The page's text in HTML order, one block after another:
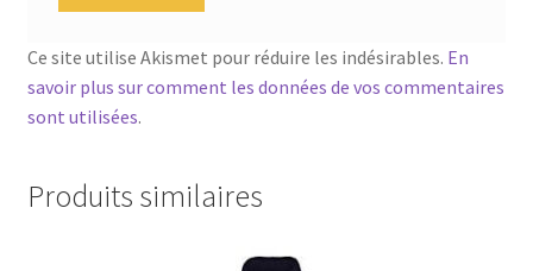
Ce site utilise Akismet pour réduire les indésirables. En
savoir plus sur comment les données de vos commentaires
sont utilisées.
Produits similaires